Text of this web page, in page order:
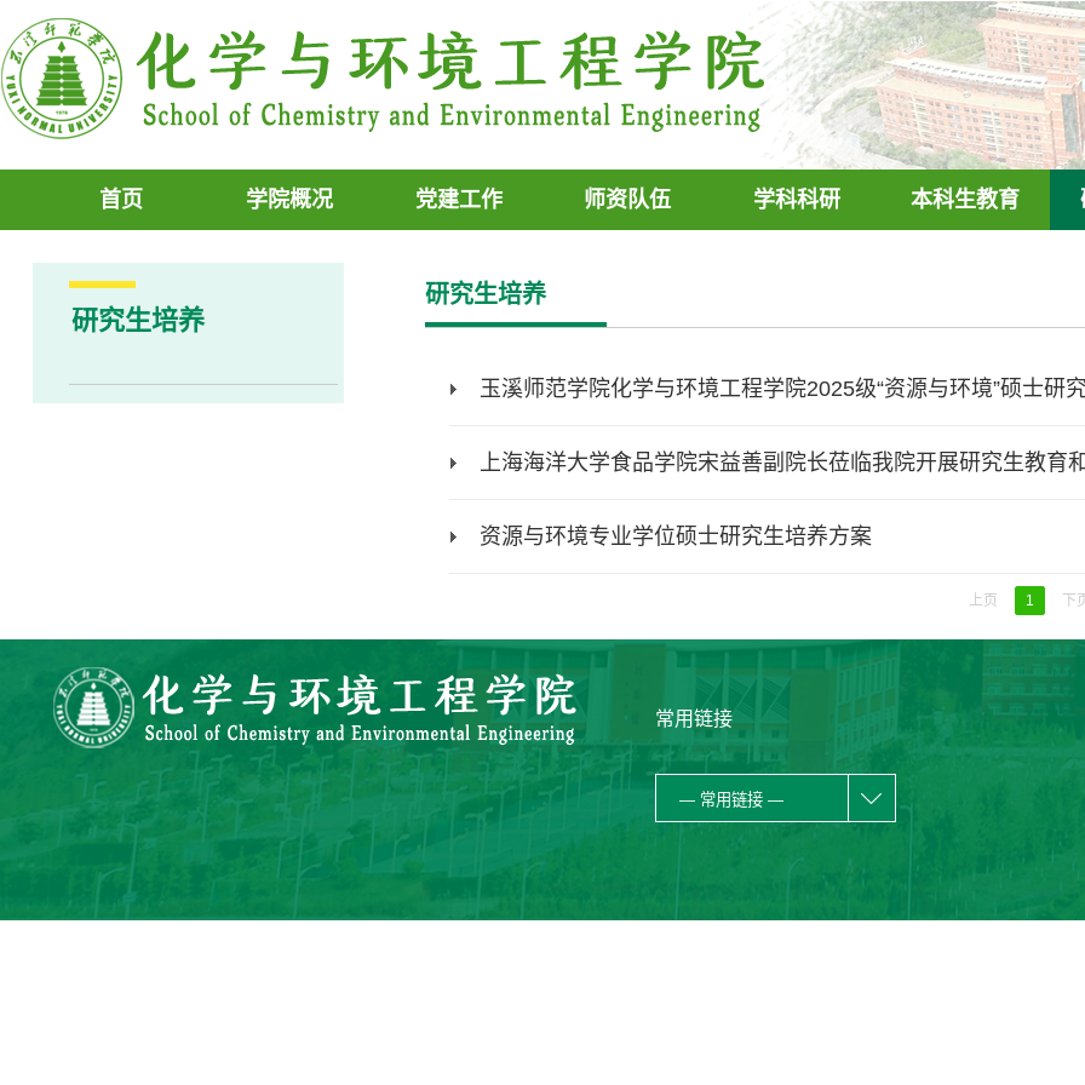
首页 学院概况 党建工作 师资队伍 学科科研 本科生教育
研究生培养
研究生培养
玉溪师范学院化学与环境工程学院2025级“资源与环境”硕士研
上海海洋大学食品学院宋益善副院长莅临我院开展研究生教育
资源与环境专业学位硕士研究生培养方案
上页 1 下
常用链接